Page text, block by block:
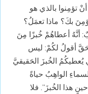
تؤمِنوا بالذي هو
بكَ؟ ماذا تعمَلُ؟
أنَّهُ أعطاهُمْ خُبزًا مِنَ
أقولُ لكُمْ: ليس
الخُبزَ الحَقيقيَّ
الواهِبُ حياةً
هذا الخُبزَ”. فلا